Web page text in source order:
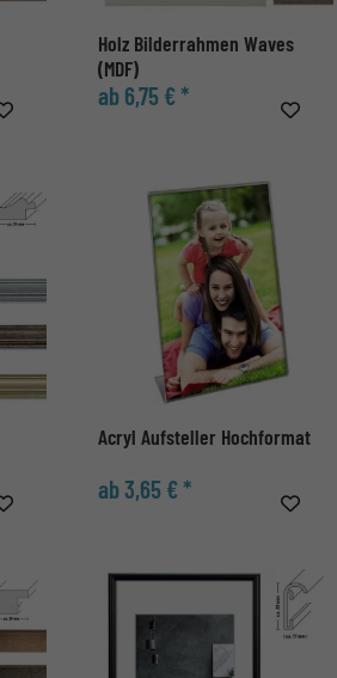
Holz Bilderrahmen Waves
(MDF)
ab 6,75 € *
Acryl Aufsteller Hochformat
ab 3,65 € *